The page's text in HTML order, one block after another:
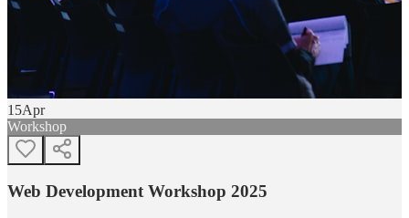
15Apr
Workshop
Web Development Workshop 2025